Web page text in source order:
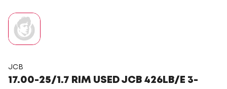
JCB
17.00-25/1.7 RIM USED JCB 426LB/E 3-